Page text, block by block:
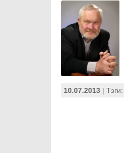
10.07.2013| Тэги: